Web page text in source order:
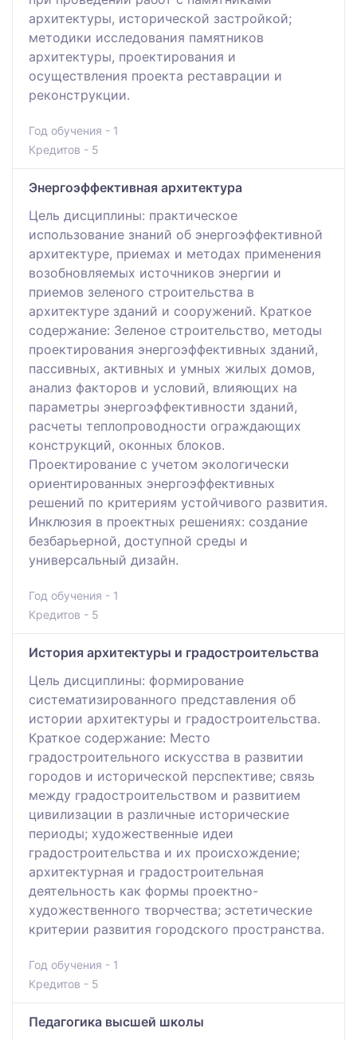
архитектуры, исторической застройкой;
методики исследования памятников
архитектуры, проектирования и
осуществления проекта реставрации и
реконструкции.
Год обучения - 1
Кредитов - 5
Энергоэффективная архитектура
Цель дисциплины: практическое
использование знаний об энергоэффективной
архитектуре, приемах и методах применения
возобновляемых источников энергии и
приемов зеленого строительства в
архитектуре зданий и сооружений. Краткое
содержание: Зеленое строительство, методы
проектирования энергоэффективных зданий,
пассивных, активных и умных жилых домов,
анализ факторов и условий, влияющих на
параметры энергоэффективности зданий,
расчеты теплопроводности ограждающих
конструкций, оконных блоков.
Проектирование с учетом экологически
ориентированных энергоэффективных
решений по критериям устойчивого развития.
Инклюзия в проектных решениях: создание
безбарьерной, доступной среды и
универсальный дизайн.
Год обучения - 1
Кредитов - 5
История архитектуры и градостроительства
Цель дисциплины: формирование
систематизированного представления об
истории архитектуры и градостроительства.
Краткое содержание: Место
градостроительного искусства в развитии
городов и исторической перспективе; связь
между градостроительством и развитием
цивилизации в различные исторические
периоды; художественные идеи
градостроительства и их происхождение;
архитектурная и градостроительная
деятельность как формы проектно-
художественного творчества; эстетические
критерии развития городского пространства.
Год обучения - 1
Кредитов - 5
Педагогика высшей школы